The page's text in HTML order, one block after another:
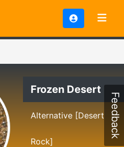
Frozen Desert
Alternative [Desert
Rock]
Feedback